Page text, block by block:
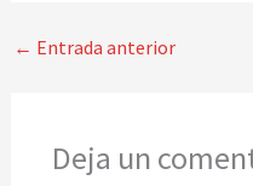
← Entrada anterior
Deja un